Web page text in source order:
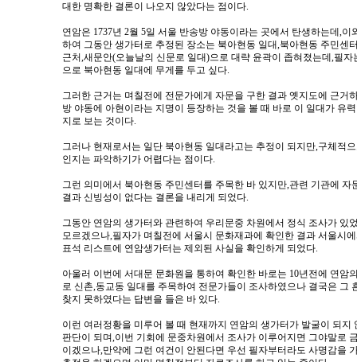
대한 명확한 결론이 나오지 않았다는 점이다.
연암은 1737년 2월 5일 서울 반송방 야동이라는 곳에서 탄생하는데,이
하여 그동안 생가터로 추정된 장소는 북아현동 일대,북아현동 주민센
근처,새문안(오늘날의 신문로 일대)으로 대략 윤곽이 좁혀졌는데,필자
으로 북아현동 일대에 무게를 두고 싶다.
그러한 근거는 며칠전에 전문가에게 자문을 구한 결과 옛지도에 근거
방 야동에 아현이라는 지명이 등장하는 것을 볼 때 바로 이 일대가 유
지로 보는 것이다.
그러나 현재로서는 일단 북아현동 일대라고는 추정이 되지만,구체적
인지는 파악하기가 어렵다는 점이다.
그런 의미에서 북아현동 주민센터를 주목한 바 있지만,관련 기관에 자
결과 신빙성이 없다는 결론을 내리게 되었다.
그동안 연암의 생가터와 관련하여 우리문중 차원에서 정식 조사가 있
모르겠으나,필자가 며칠전에 서울시 문화재과에 확인한 결과 서울시
표석 리스트에 연암생가터는 제외된 사실을 확인하게 되었다.
아울러 이번에 서대문 문화원을 통하여 확인한 바로는 10년전에 연암
로 신촌,동교동 일대를 주목하여 전문가들이 조사하였으나 결국은 그
찾지 못하였다는 답변을 들은 바 있다.
이런 여러정황을 미루어 볼 때 현재까지 연암의 생가터가 발굴이 되지
판단이 되며,이번 기회에 문중차원에서 조사가 이루어지면 그야말로
이겠으나,만약에 그런 여건이 안된다면 우선 필자부터라도 사명감을